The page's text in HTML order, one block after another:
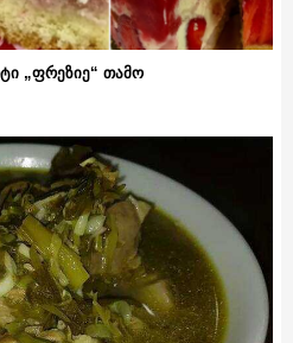
„ფრეზიე“ თამო